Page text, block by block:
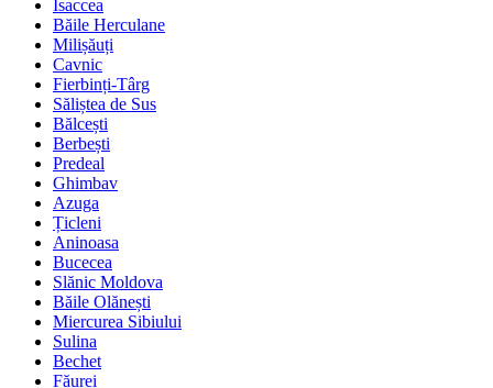
Isaccea
Băile Herculane
Milișăuți
Cavnic
Fierbinți-Târg
Săliștea de Sus
Bălcești
Berbești
Predeal
Ghimbav
Azuga
Țicleni
Aninoasa
Bucecea
Slănic Moldova
Băile Olănești
Miercurea Sibiului
Sulina
Bechet
Făurei